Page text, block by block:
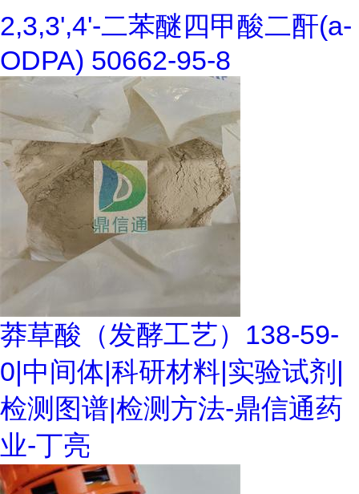
2,3,3',4'-二苯醚四甲酸二酐(a-
ODPA) 50662-95-8
莽草酸（发酵工艺）138-59-
0|中间体|科研材料|实验试剂|
检测图谱|检测方法-鼎信通药
业-丁亮